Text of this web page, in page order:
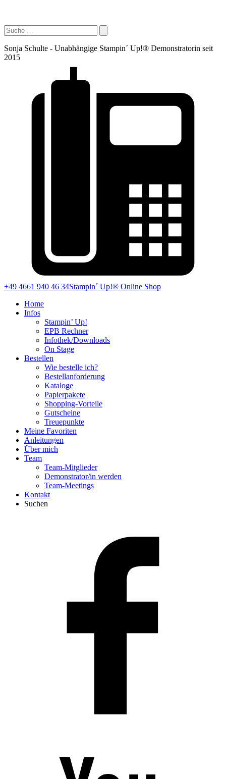
Sonja Schulte - Unabhängige Stampin´ Up!® Demonstratorin seit
2015
+49 4661 940 46 34Stampin´ Up!® Online Shop
Home
Infos
Stampin’ Up!
EPB Rechner
Infothek/Downloads
On Stage
Bestellen
Wie bestelle ich?
Bestellanforderung
Kataloge
Papierpakete
Shopping-Vorteile
Gutscheine
Treuepunkte
Meine Favoriten
Anleitungen
Über mich
Team
Team-Mitglieder
Demonstrator/in werden
Team-Meetings
Kontakt
Suchen